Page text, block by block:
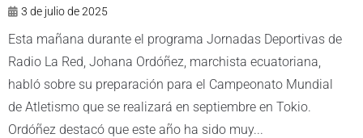
3 de julio de 2025
Esta mañana durante el programa Jornadas Deportivas de
Radio La Red, Johana Ordóñez, marchista ecuatoriana,
habló sobre su preparación para el Campeonato Mundial
de Atletismo que se realizará en septiembre en Tokio.
Ordóñez destacó que este año ha sido muy...